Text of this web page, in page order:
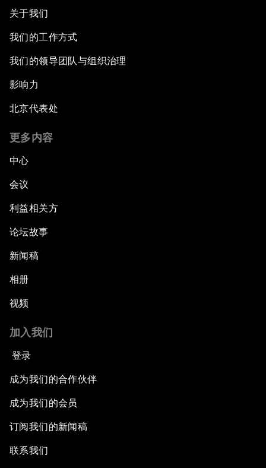
关于我们
我们的工作方式
我们的领导团队与组织治理
影响力
北京代表处
更多内容
中心
会议
利益相关方
论坛故事
新闻稿
相册
视频
加入我们
登录
成为我们的合作伙伴
成为我们的会员
订阅我们的新闻稿
联系我们